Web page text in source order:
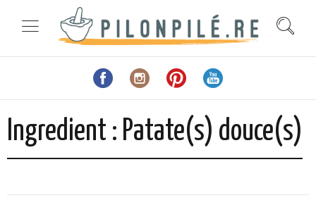
Ingredient : Patate(s) douce(s)